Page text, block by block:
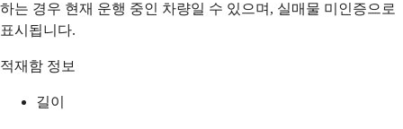
하는 경우 현재 운행 중인 차량일 수 있으며, 실매물 미인증으로
표시됩니다.
적재함 정보
길이